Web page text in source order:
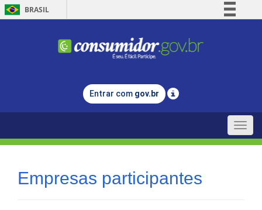
BRASIL
Comunica BR
Legislação
Entrar com gov.br
Toggle
Empresas participantes